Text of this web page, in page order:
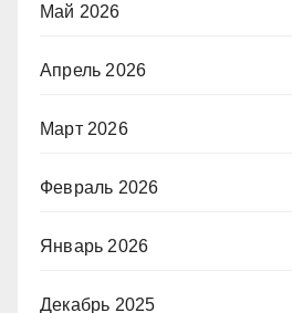
Май 2026
Апрель 2026
Март 2026
Февраль 2026
Январь 2026
Декабрь 2025